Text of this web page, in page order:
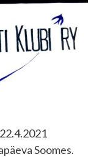
Soomes.